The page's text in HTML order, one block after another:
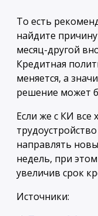
То есть
найдите
месяц-другой
Кредитная
меняется, а
решение может
Если же с КИ
направлять
недель, при
увеличив срок
Источники: